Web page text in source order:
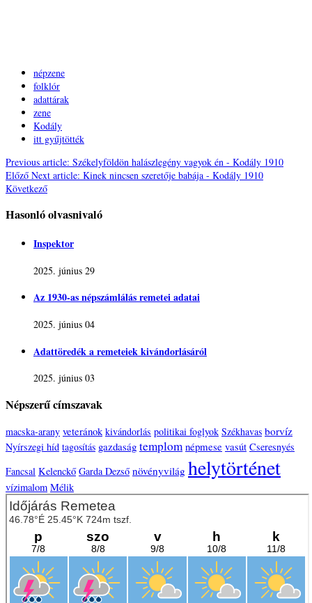
népzene
folklór
adattárak
zene
Kodály
itt gyűjtötték
Previous article: Székelyföldön halászlegény vagyok én - Kodály 1910
Előző Next article: Kinek nincsen szeretője babája - Kodály 1910
Következő
Hasonló olvasnivaló
Inspektor
2025. június 29
Az 1930-as népszámlálás remetei adatai
2025. június 04
Adattöredék a remeteiek kivándorlásáról
2025. június 03
Népszerű címszavak
macska-arany veteránok kivándorlás politikai foglyok Székhavas borvíz
Nyírszegi híd tagosítás gazdaság templom népmese vasút Cseresnyés
Fancsal Kelenckő Garda Dezső növényvilág helytörténet
vízimalom Mélik